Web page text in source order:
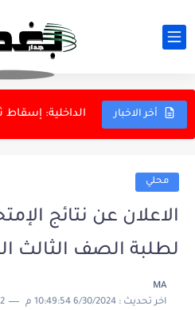
أخر الاخبار
العتبة محلي
الاعلان عن نتائج
لطلبة الصف الثالث
MA
اخر تحديث :6/30/2024 10:49:54 م 2 دقائق للقراءة